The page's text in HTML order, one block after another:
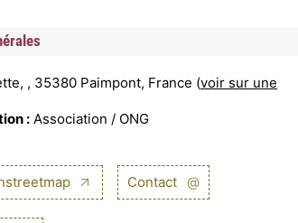
, 35380 Paimpont, France (voir sur une
: Association / ONG
Contact @